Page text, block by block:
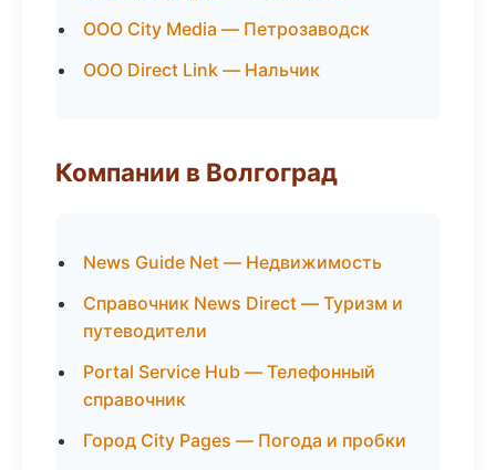
ООО City Media — Петрозаводск
ООО Direct Link — Нальчик
Компании в Волгоград
News Guide Net — Недвижимость
Справочник News Direct — Туризм и
путеводители
Portal Service Hub — Телефонный
справочник
Город City Pages — Погода и пробки